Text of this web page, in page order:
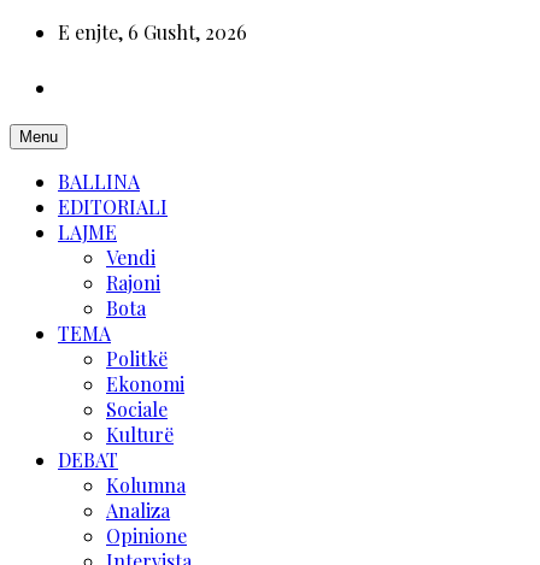
E enjte, 6 Gusht, 2026
Menu
BALLINA
EDITORIALI
LAJME
Vendi
Rajoni
Bota
TEMA
Politkë
Ekonomi
Sociale
Kulturë
DEBAT
Kolumna
Analiza
Opinione